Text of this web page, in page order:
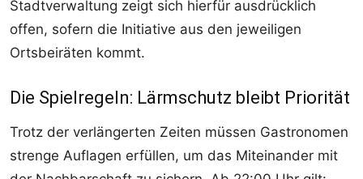
Stadtverwaltung zeigt sich hierfür ausdrücklich
offen, sofern die Initiative aus den jeweiligen
Ortsbeiräten kommt.
Die Spielregeln: Lärmschutz bleibt Priorität
Trotz der verlängerten Zeiten müssen Gastronomen
strenge Auflagen erfüllen, um das Miteinander mit